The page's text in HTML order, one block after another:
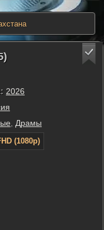
2026
Драмы
(1080p)